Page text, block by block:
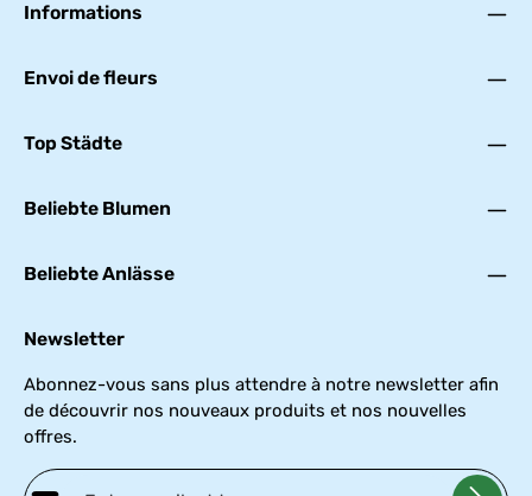
Informations
Envoi de fleurs
Top Städte
Beliebte Blumen
Beliebte Anlässe
Newsletter
Abonnez-vous sans plus attendre à notre newsletter afin
de découvrir nos nouveaux produits et nos nouvelles
offres.
Adresse e-mail*